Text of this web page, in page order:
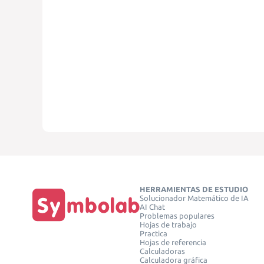
HERRAMIENTAS DE ESTUDIO
Solucionador Matemático de IA
AI Chat
Problemas populares
Hojas de trabajo
Practica
Hojas de referencia
Calculadoras
Calculadora gráfica